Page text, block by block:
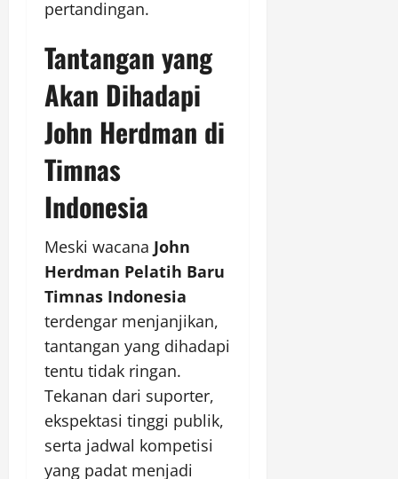
pertandingan.
Tantangan yang
Akan Dihadapi
John Herdman di
Timnas
Indonesia
Meski wacana John
Herdman Pelatih Baru
Timnas Indonesia
terdengar menjanjikan,
tantangan yang dihadapi
tentu tidak ringan.
Tekanan dari suporter,
ekspektasi tinggi publik,
serta jadwal kompetisi
yang padat menjadi